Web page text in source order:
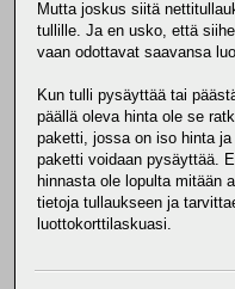
Mutta joskus siitä
tullille. Ja en usko, että
vaan odottavat saavansa
Kun tulli pysäyttää tai
päällä oleva hinta ole se
paketti, jossa on iso hinta
paketti voidaan pysäyttää.
hinnasta ole lopulta mitään
tietoja tullaukseen ja
luottokorttilaskuasi.